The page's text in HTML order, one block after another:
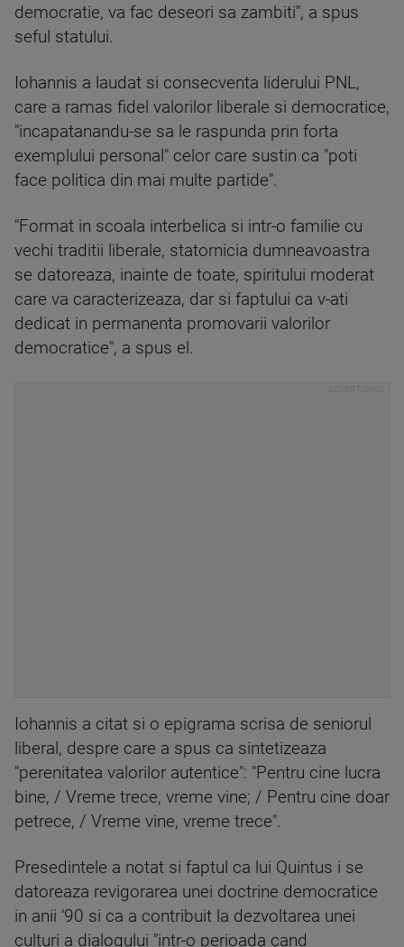
democratie, va fac deseori sa zambiti", a spus
seful statului.
Iohannis a laudat si consecventa liderului PNL,
care a ramas fidel valorilor liberale si democratice,
"incapatanandu-se sa le raspunda prin forta
exemplului personal" celor care sustin ca "poti
face politica din mai multe partide".
"Format in scoala interbelica si intr-o familie cu
vechi traditii liberale, statornicia dumneavoastra
se datoreaza, inainte de toate, spiritului moderat
care va caracterizeaza, dar si faptului ca v-ati
dedicat in permanenta promovarii valorilor
democratice", a spus el.
Iohannis a citat si o epigrama scrisa de seniorul
liberal, despre care a spus ca sintetizeaza
"perenitatea valorilor autentice": "Pentru cine lucra
bine, / Vreme trece, vreme vine; / Pentru cine doar
petrece, / Vreme vine, vreme trece".
Presedintele a notat si faptul ca lui Quintus i se
datoreaza revigorarea unei doctrine democratice
in anii ‘90 si ca a contribuit la dezvoltarea unei
culturi a dialogului "intr-o perioada cand